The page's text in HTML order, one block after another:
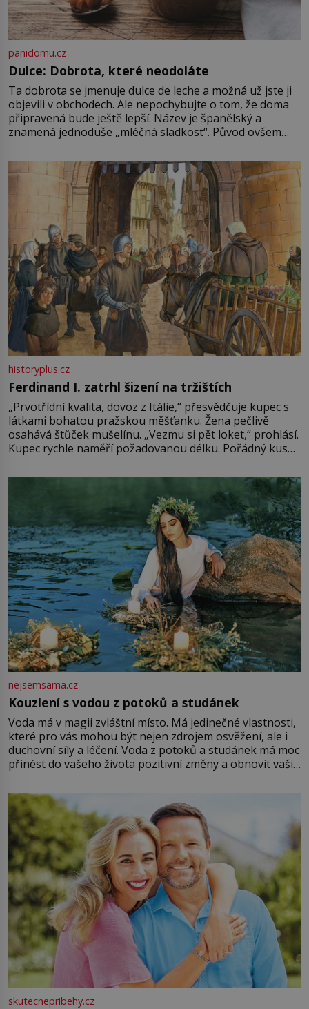
panidomu.cz
Dulce: Dobrota, které neodoláte
Ta dobrota se jmenuje dulce de leche a možná už jste ji
objevili v obchodech. Ale nepochybujte o tom, že doma
připravená bude ještě lepší. Název je španělský a
znamená jednoduše „mléčná sladkost“. Původ ovšem
pře hned několik latinskoamerických zemí a k tomu
Francie, kde se traduje,
historyplus.cz
Ferdinand I. zatrhl šizení na tržištích
„Prvotřídní kvalita, dovoz z Itálie,“ přesvědčuje kupec s
látkami bohatou pražskou měšťanku. Žena pečlivě
osahává štůček mušelínu. „Vezmu si pět loket,“ prohlásí.
Kupec rychle naměří požadovanou délku. Pořádný kus
milostpaní. Stačí jenom na sukni,“ zhodnotí švadlena
množství růžového mušelínu. „Ošidili vás, podívejte.“
Vezme do ruky dřevěnou
nejsemsama.cz
Kouzlení s vodou z potoků a studánek
Voda má v magii zvláštní místo. Má jedinečné vlastnosti,
které pro vás mohou být nejen zdrojem osvěžení, ale i
duchovní síly a léčení. Voda z potoků a studánek má moc
přinést do vašeho života pozitivní změny a obnovit vaši
můžete obohatit své rituály a přinést do svého života
větší harmonii a klid. Je důležité
skutecnepribehy.cz